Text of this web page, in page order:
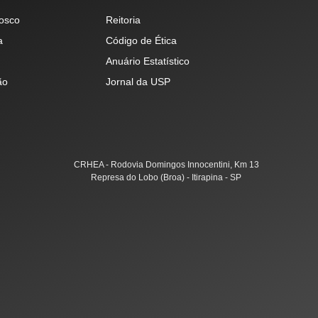
Reitoria
Código de Ética
Anuário Estatístico
Jornal da USP
CRHEA - Rodovia Domingos Innocentini, Km 13
Represa do Lobo (Broa) - Itirapina - SP